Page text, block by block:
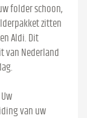
folder schoon,
zitten
Aldi. Dit
van Nederland
van uw